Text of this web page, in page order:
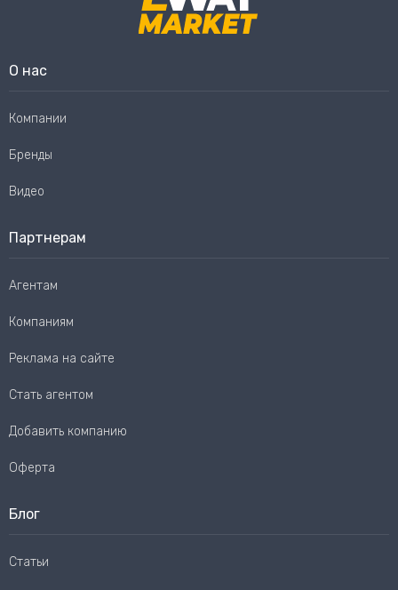
О нас
Компании
Бренды
Видео
Партнерам
Агентам
Компаниям
Реклама на сайте
Стать агентом
Добавить компанию
Оферта
Блог
Статьи